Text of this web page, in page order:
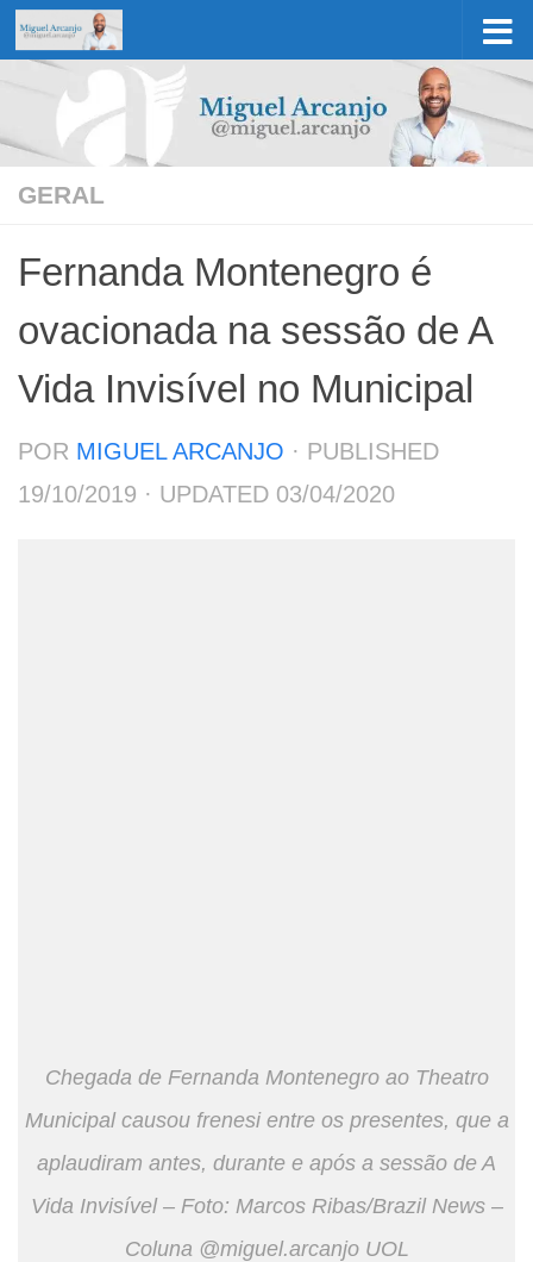
Skip to content
GERAL
Fernanda Montenegro é
ovacionada na sessão de A
Vida Invisível no Municipal
POR MIGUEL ARCANJO · PUBLISHED
19/10/2019 · UPDATED 03/04/2020
Chegada de Fernanda Montenegro ao Theatro
Municipal causou frenesi entre os presentes, que a
aplaudiram antes, durante e após a sessão de A
Vida Invisível – Foto: Marcos Ribas/Brazil News –
Coluna @miguel.arcanjo UOL